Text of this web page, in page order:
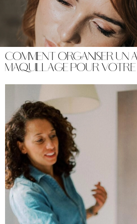
Comment organiser un
maquillage pour votre